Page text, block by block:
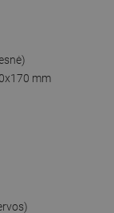
mm